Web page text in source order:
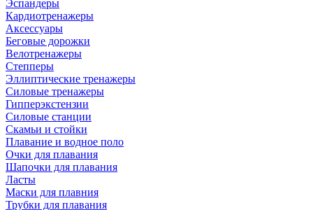
Эспандеры
Кардиотренажеры
Аксессуары
Беговые дорожки
Велотренажеры
Степперы
Эллиптические тренажеры
Силовые тренажеры
Гипперэкстензии
Силовые станции
Скамьи и стойки
Плавание и водное поло
Очки для плавания
Шапочки для плавания
Ласты
Маски для плавния
Трубки для плавания